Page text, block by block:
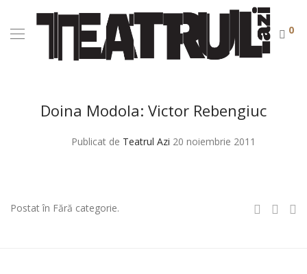
0
Doina Modola: Victor Rebengiuc
Publicat de Teatrul Azi 20 noiembrie 2011
Postat în Fără categorie.